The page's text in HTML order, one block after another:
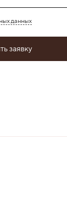
данных
заявку